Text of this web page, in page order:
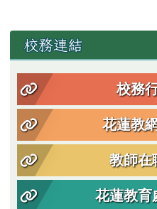
左邊區域內容
校務連結
校務
花蓮教
教師在
花蓮教育